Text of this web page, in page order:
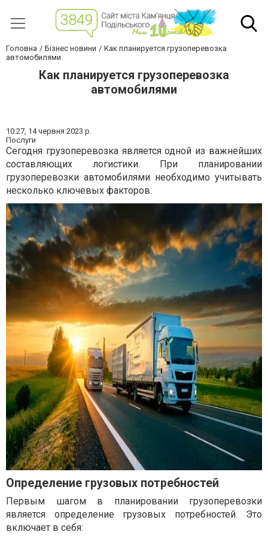
Головна Бізнес новини
Как планируется грузоперевозка
автомобилями
Как планируется грузоперевозка
автомобилями
10:27, 14 червня 2023 р.
Послуги
Сегодня грузоперевозка является одной из важнейших
составляющих логистики. При планировании
грузоперевозки автомобилями необходимо учитывать
несколько ключевых факторов.
Определение грузовых потребностей
Первым шагом в планировании грузоперевозки
является определение грузовых потребностей. Это
включает в себя: